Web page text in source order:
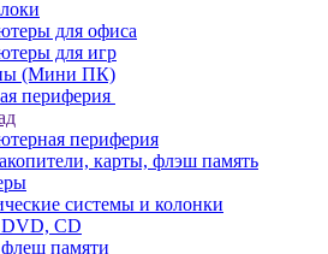
для офиса
для игр
(Мини ПК)
периферия
периферия
карты, флэш память
системы и колонки
CD
памяти